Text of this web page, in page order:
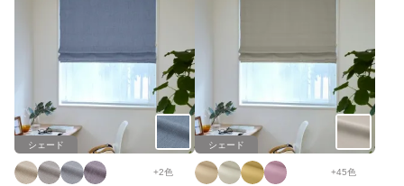
シェード
+2色
シェード
+45色